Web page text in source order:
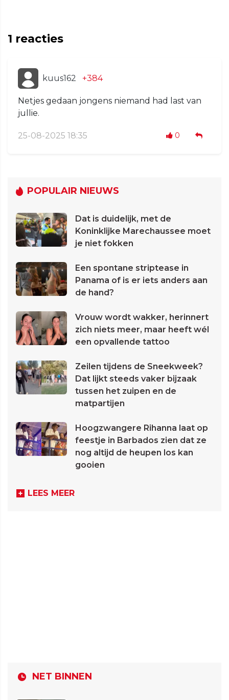
1 reacties
kuus162 +384
Netjes gedaan jongens niemand had last van
jullie.
25-08-2025 18:35 0
POPULAIR NIEUWS
Dat is duidelijk, met de
Koninklijke Marechaussee moet
je niet fokken
Een spontane striptease in
Panama of is er iets anders aan
de hand?
Vrouw wordt wakker, herinnert
zich niets meer, maar heeft wél
een opvallende tattoo
Zeilen tijdens de Sneekweek?
Dat lijkt steeds vaker bijzaak
tussen het zuipen en de
matpartijen
Hoogzwangere Rihanna laat op
feestje in Barbados zien dat ze
nog altijd de heupen los kan
gooien
LEES MEER
NET BINNEN